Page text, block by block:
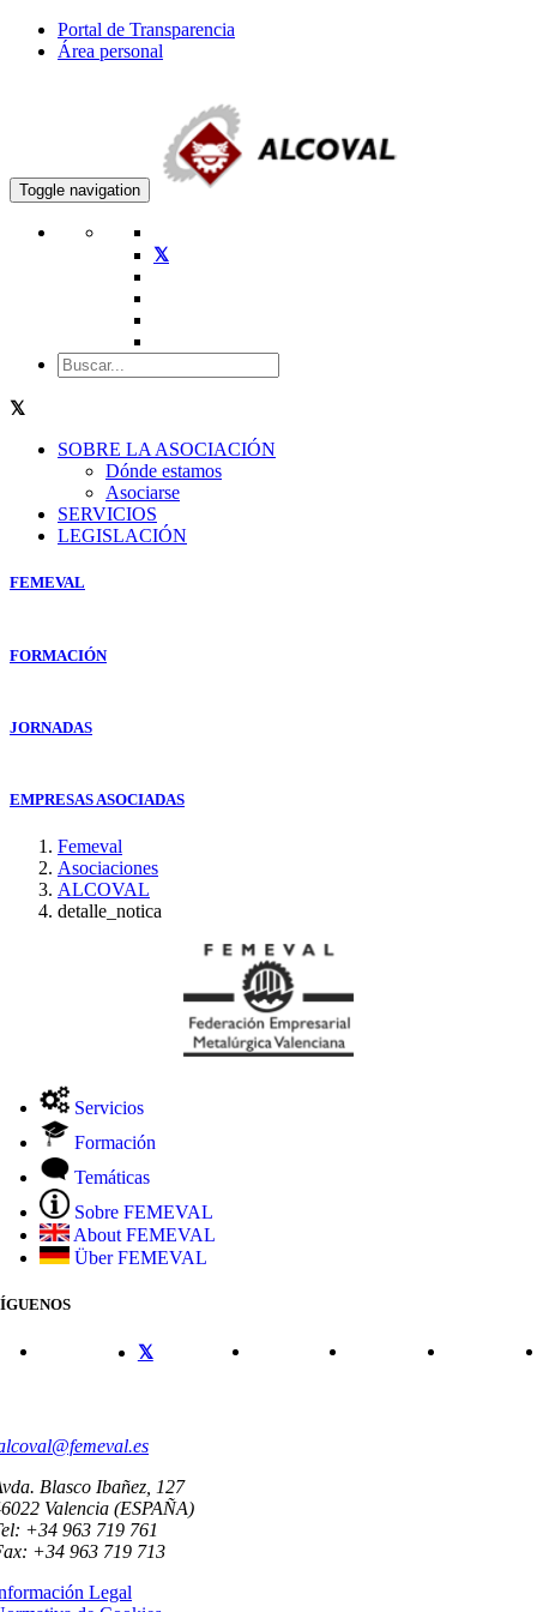
Portal de Transparencia
Área personal
Toggle navigation
SOBRE LA ASOCIACIÓN
Dónde estamos
Asociarse
SERVICIOS
LEGISLACIÓN
FEMEVAL
FORMACIÓN
JORNADAS
EMPRESAS ASOCIADAS
Femeval
Asociaciones
ALCOVAL
detalle_notica
Servicios
Formación
Temáticas
Sobre FEMEVAL
About FEMEVAL
Über FEMEVAL
Blasco Ibañez, 127
Valencia (ESPAÑA)
+34 963 719 761
+34 963 719 713
Legal